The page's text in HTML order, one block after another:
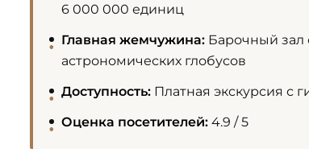
6 000 000 единиц
Главная жемчужина: Барочный зал
астрономических глобусов
Доступность: Платная экскурсия с
Оценка посетителей: 4.9 / 5